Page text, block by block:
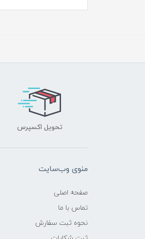
تحویل اکسپرس
منوی وب‌سایت
صفحه اصلی
تماس با ما
نحوه ثبت سفارش